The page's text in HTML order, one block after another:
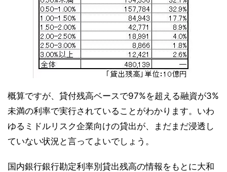
概算ですが、貸付残高ベースで97%を超える融資が3%
未満の利率で実行されていることがわかります。いわ
ゆるミドルリスク企業向けの貸出が、まだまだ浸透し
ていない状況と言ってよいでしょう。
国内銀行銀行勘定利率別貸出残高の情報をもとに大和